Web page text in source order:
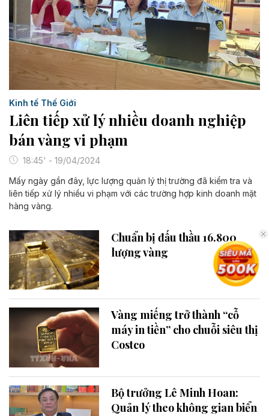
Kinh tế Thế Giới
Liên tiếp xử lý nhiều doanh nghiệp
bán vàng vi phạm
18:45' - 19/04/2024
Mấy ngày gần đây, lực lượng quản lý thị trường đã kiểm tra và
liên tiếp xử lý nhiều vi phạm với các trường hợp kinh doanh mặt
hàng vàng.
Chuẩn bị đấu thầu 16.800
lượng vàng
Vàng miếng trở thành “cỗ
máy in tiền” cho chuỗi siêu thị
Costco
Bộ trưởng Lê Minh Hoan:
Quản lý theo không gian biển